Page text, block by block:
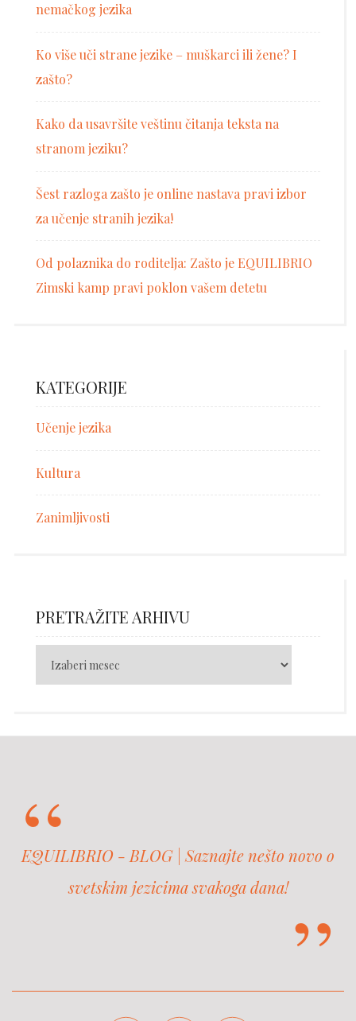
nemačkog jezika
Ko više uči strane jezike – muškarci ili žene? I
zašto?
Kako da usavršite veštinu čitanja teksta na
stranom jeziku?
Šest razloga zašto je online nastava pravi izbor
za učenje stranih jezika!
Od polaznika do roditelja: Zašto je EQUILIBRIO
Zimski kamp pravi poklon vašem detetu
KATEGORIJE
Učenje jezika
Kultura
Zanimljivosti
PRETRAŽITE ARHIVU
EQUILIBRIO - BLOG | Saznajte nešto novo o
svetskim jezicima svakoga dana!